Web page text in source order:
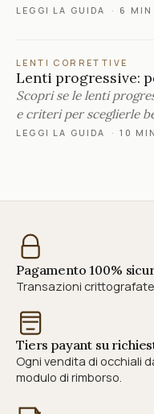
LEGGI LA GUIDA · 6 MIN
LENTI CORRETTIVE
Lenti progressive:
Scopri se le lenti
e criteri per sceglierle
LEGGI LA GUIDA · 10 MIN
Pagamento 100%
Transazioni
Tiers payant su
Ogni vendita di occhiali
modulo di rimborso.